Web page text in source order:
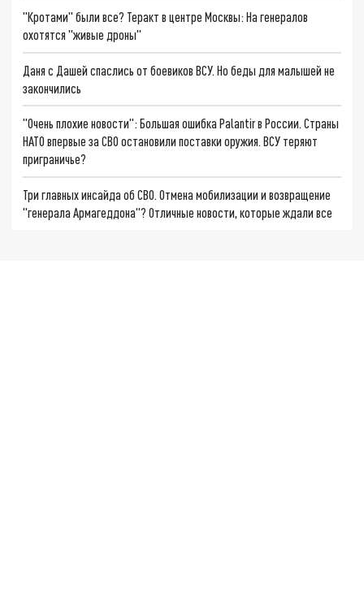
"Кротами" были все? Теракт в центре Москвы: На генералов
охотятся "живые дроны"
Даня с Дашей спаслись от боевиков ВСУ. Но беды для малышей не
закончились
"Очень плохие новости": Большая ошибка Palantir в России. Страны
НАТО впервые за СВО остановили поставки оружия. ВСУ теряют
приграничье?
Три главных инсайда об СВО. Отмена мобилизации и возвращение
"генерала Армагеддона"? Отличные новости, которые ждали все